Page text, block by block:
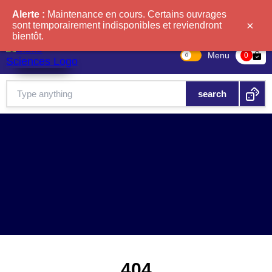
Menu 0 bag-check
Alerte : Maintenance en cours. Certains ouvrages
sont temporairement indisponibles et reviendront
bientôt.
×